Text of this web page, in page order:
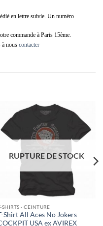
en lettre suivie. Un numéro
commande à Paris 15ème.
à nous contacter
RUPTURE DE STOCK
SHIRTS - CEINTURE
Shirt All Aces No Jokers
USA ex AVIREX